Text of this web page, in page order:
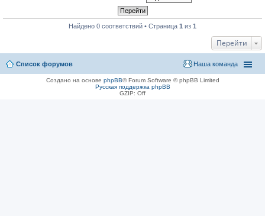
Найдено 0 соответствий • Страница 1 из 1
Перейти
Список форумов Наша команда
Создано на основе phpBB® Forum Software © phpBB Limited
Русская поддержка phpBB
GZIP: Off